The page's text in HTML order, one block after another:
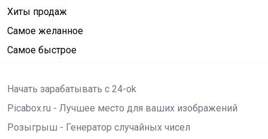
Хиты продаж
Самое желанное
Самое быстрое
Начать зарабатывать с 24-ok
Picabox.ru - Лучшее место для ваших изображений
Розыгрыш - Генератор случайных чисел